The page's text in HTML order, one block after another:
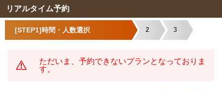
リアルタイム予約
[STEP1]時間・人数選択 2 3
ただいま、予約できないプランとなっておりま
す。